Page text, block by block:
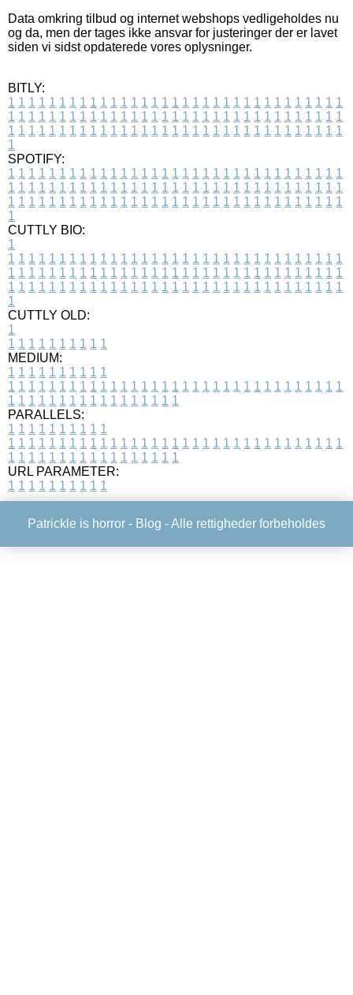
Data omkring tilbud og internet webshops vedligeholdes nu
og da, men der tages ikke ansvar for justeringer der er lavet
siden vi sidst opdaterede vores oplysninger.
BITLY:
1 1 1 1 1 1 1 1 1 1 1 1 1 1 1 1 1 1 1 1 1 1 1 1 1 1 1 1 1 1 1 1 1
1 1 1 1 1 1 1 1 1 1 1 1 1 1 1 1 1 1 1 1 1 1 1 1 1 1 1 1 1 1 1 1 1
1 1 1 1 1 1 1 1 1 1 1 1 1 1 1 1 1 1 1 1 1 1 1 1 1 1 1 1 1 1 1 1 1
1
SPOTIFY:
1 1 1 1 1 1 1 1 1 1 1 1 1 1 1 1 1 1 1 1 1 1 1 1 1 1 1 1 1 1 1 1 1
1 1 1 1 1 1 1 1 1 1 1 1 1 1 1 1 1 1 1 1 1 1 1 1 1 1 1 1 1 1 1 1 1
1 1 1 1 1 1 1 1 1 1 1 1 1 1 1 1 1 1 1 1 1 1 1 1 1 1 1 1 1 1 1 1 1
1
CUTTLY BIO:
1
1 1 1 1 1 1 1 1 1 1 1 1 1 1 1 1 1 1 1 1 1 1 1 1 1 1 1 1 1 1 1 1 1
1 1 1 1 1 1 1 1 1 1 1 1 1 1 1 1 1 1 1 1 1 1 1 1 1 1 1 1 1 1 1 1 1
1 1 1 1 1 1 1 1 1 1 1 1 1 1 1 1 1 1 1 1 1 1 1 1 1 1 1 1 1 1 1 1 1
1
CUTTLY OLD:
1
1 1 1 1 1 1 1 1 1 1
MEDIUM:
1 1 1 1 1 1 1 1 1 1
1 1 1 1 1 1 1 1 1 1 1 1 1 1 1 1 1 1 1 1 1 1 1 1 1 1 1 1 1 1 1 1 1
1 1 1 1 1 1 1 1 1 1 1 1 1 1 1 1 1
PARALLELS:
1 1 1 1 1 1 1 1 1 1
1 1 1 1 1 1 1 1 1 1 1 1 1 1 1 1 1 1 1 1 1 1 1 1 1 1 1 1 1 1 1 1 1
1 1 1 1 1 1 1 1 1 1 1 1 1 1 1 1 1
URL PARAMETER:
1 1 1 1 1 1 1 1 1 1
Patrickle is horror - Blog - Alle rettigheder forbeholdes